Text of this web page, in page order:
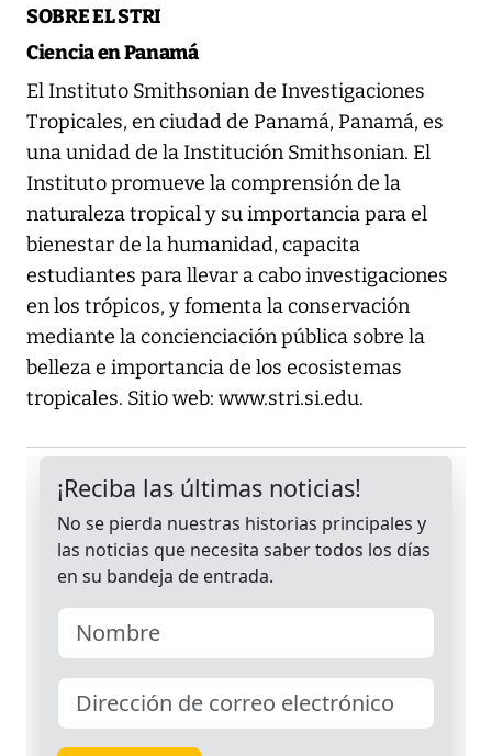
SOBRE EL STRI
Ciencia en Panamá
El Instituto Smithsonian de Investigaciones
Tropicales, en ciudad de Panamá, Panamá, es
una unidad de la Institución Smithsonian. El
Instituto promueve la comprensión de la
naturaleza tropical y su importancia para el
bienestar de la humanidad, capacita
estudiantes para llevar a cabo investigaciones
en los trópicos, y fomenta la conservación
mediante la concienciación pública sobre la
belleza e importancia de los ecosistemas
tropicales. Sitio web: www.stri.si.edu.